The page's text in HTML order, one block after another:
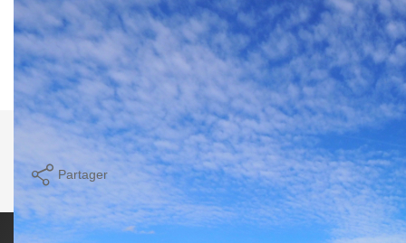
** €320 000 honoraires inclus|€305 000 | Honoraires : 4.92%
TTC à la charge de l'acquéreur
Nos honoraires Nous contacter
Imprimer
Partager